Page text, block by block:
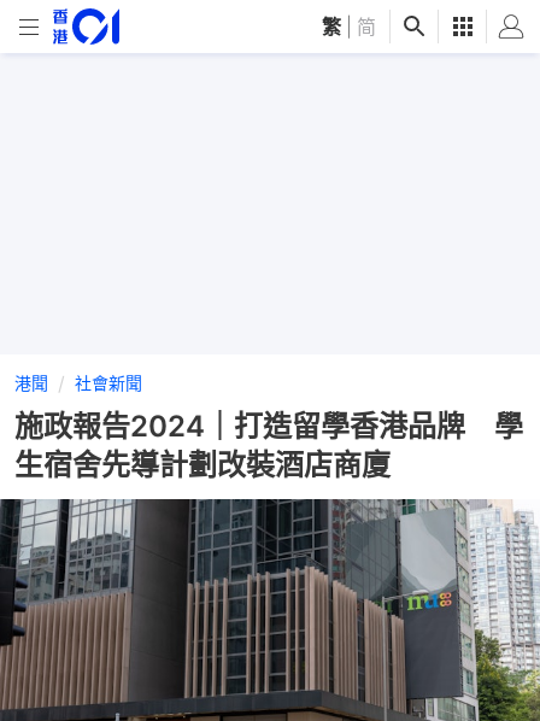
繁 简
港聞 社會新聞
施政報告2024｜打造留學香港品牌 學
生宿舍先導計劃改裝酒店商廈